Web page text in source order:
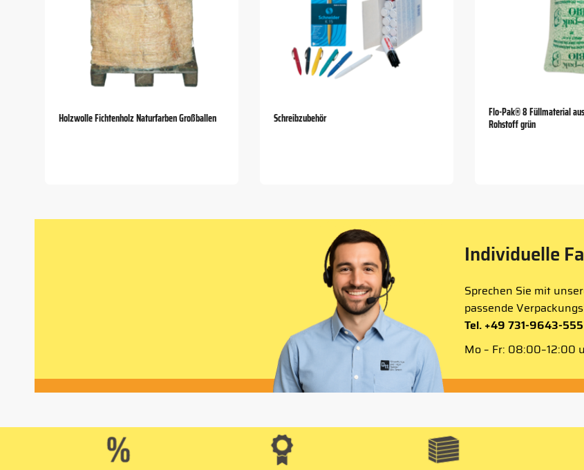
Holzwolle Fichtenholz Naturfarben Großballen Schreibzubehör
Flo-Pak® 8 Füllmaterial
Rohstoff grün
Individuelle
Sprechen Sie mit
passende
Tel. +49 731-9643-555
Mo – Fr: 08:00–12:00